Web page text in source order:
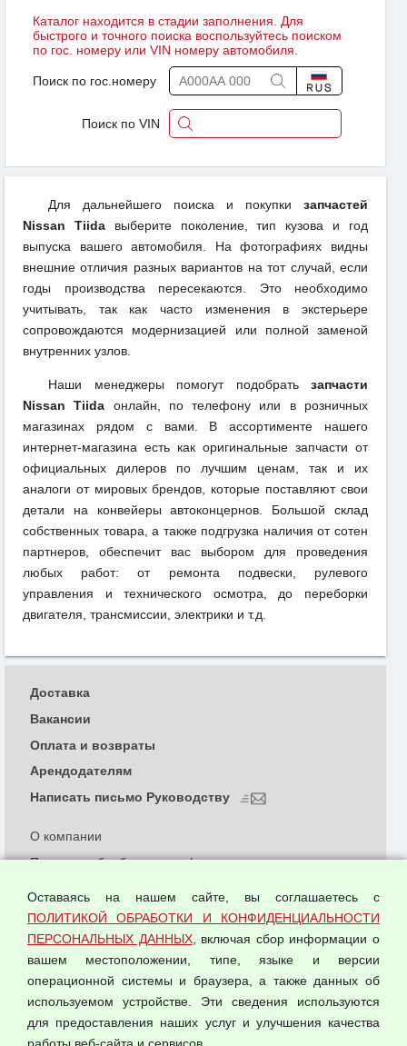
Каталог находится в стадии заполнения. Для
быстрого и точного поиска воспользуйтесь поиском
по гос. номеру или VIN номеру автомобиля.
Поиск по гос.номеру
Поиск по VIN
Для дальнейшего поиска и покупки запчастей
Nissan Tiidaвыберите поколение, тип кузова и год
выпуска вашего автомобиля. На фотографиях видны
внешние отличия разных вариантов на тот случай, если
годы производства пересекаются. Это необходимо
учитывать, так как часто изменения в экстерьере
сопровождаются модернизацией или полной заменой
внутренних узлов.
Наши менеджеры помогут подобрать запчасти
Nissan Tiida онлайн, по телефону или в розничных
магазинах рядом с вами. В ассортименте нашего
интернет-магазина есть как оригинальные запчасти от
официальных дилеров по лучшим ценам, так и их
аналоги от мировых брендов, которые поставляют свои
детали на конвейеры автоконцернов. Большой склад
собственных товара, а также подгрузка наличия от сотен
партнеров, обеспечит вас выбором для проведения
любых работ: от ремонта подвески, рулевого
управления и технического осмотра, до переборки
двигателя, трансмиссии, электрики и т.д.
© 2026 ООО "Феникс"
О компании
Политика обработки и конфиденциальности
Согласием на обработку персональных данных
Оферта оптовой купли-продажи
Публичная оферта
Доставка
Вакансии
Оплата и возвраты
Арендодателям
Написать письмо Руководству
Оставаясь на нашем сайте, вы соглашаетесь с
ПОЛИТИКОЙ ОБРАБОТКИ И КОНФИДЕНЦИАЛЬНОСТИ
ПЕРСОНАЛЬНЫХ ДАННЫХ, включая сбор информации о
вашем местоположении, типе, языке и версии
операционной системы и браузера, а также данных об
используемом устройстве. Эти сведения используются
для предоставления наших услуг и улучшения качества